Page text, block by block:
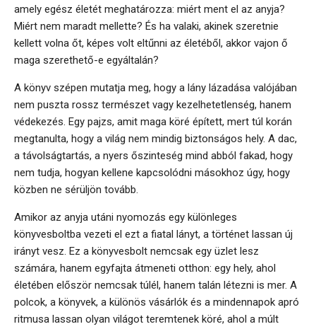
amely egész életét meghatározza: miért ment el az anyja?
Miért nem maradt mellette? És ha valaki, akinek szeretnie
kellett volna őt, képes volt eltűnni az életéből, akkor vajon ő
maga szerethető-e egyáltalán?
A könyv szépen mutatja meg, hogy a lány lázadása valójában
nem puszta rossz természet vagy kezelhetetlenség, hanem
védekezés. Egy pajzs, amit maga köré épített, mert túl korán
megtanulta, hogy a világ nem mindig biztonságos hely. A dac,
a távolságtartás, a nyers őszinteség mind abból fakad, hogy
nem tudja, hogyan kellene kapcsolódni másokhoz úgy, hogy
közben ne sérüljön tovább.
Amikor az anyja utáni nyomozás egy különleges
könyvesboltba vezeti el ezt a fiatal lányt, a történet lassan új
irányt vesz. Ez a könyvesbolt nemcsak egy üzlet lesz
számára, hanem egyfajta átmeneti otthon: egy hely, ahol
életében először nemcsak túlél, hanem talán létezni is mer. A
polcok, a könyvek, a különös vásárlók és a mindennapok apró
ritmusa lassan olyan világot teremtenek köré, ahol a múlt